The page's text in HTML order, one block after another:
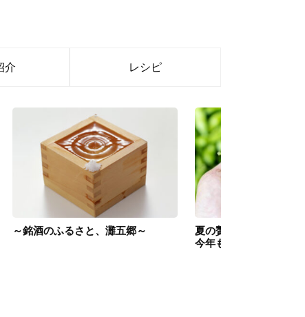
介 レシピ
～銘酒のふるさと、灘五郷～
夏の贅沢「丹波篠山デ
今年も予約販売開始